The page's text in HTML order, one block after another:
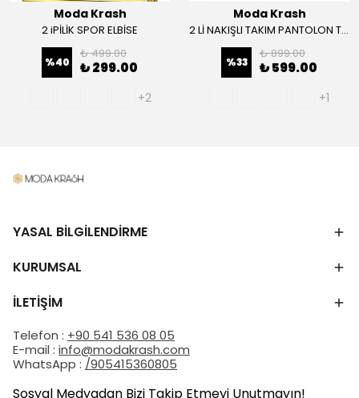
Moda Krash
2 iPİLİK SPOR ELBİSE
%40
₺ 499.00
₺ 299.00
+2
Moda Krash
2 Lİ NAKIŞLI TAKIM PANTOLON TUNİK
%33
₺ 899.00
₺ 599.00
+1
YASAL BİLGİLENDİRME
KURUMSAL
İLETİŞİM
Telefon : +90 541 536 08 05
E-mail : info@modakrash.com
WhatsApp : /905415360805
Sosyal Medyadan Bizi Takip Etmeyi Unutmayın!